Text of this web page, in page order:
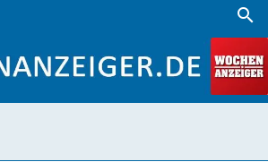
search